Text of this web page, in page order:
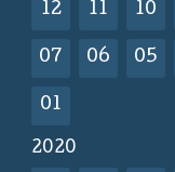
12 11 10
07 06 05
01
2020